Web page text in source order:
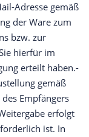
Adresse gemäß
der Ware zum
bzw. zur
hierfür im
erteilt haben.-
gemäß
Empfängers
erfolgt
ist. In